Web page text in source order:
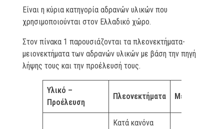
Είναι η κύρια κατηγορία αδρανών υλικών που
χρησιμοποιούνται στον Ελλαδικό χώρο.
Στον πίνακα 1 παρουσιάζονται τα πλεονεκτήματα-
μειονεκτήματα των αδρανών υλικών με βάση την πηγή
λήψης τους και την προέλευσή τους.
Υλικό –
Προέλευση
Πλεονεκτήματα
Κατά κανόνα